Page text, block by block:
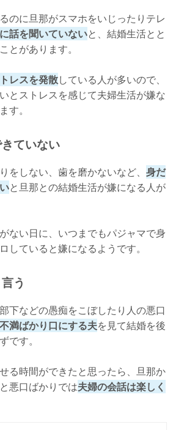
のに旦那がスマホをいじったりテレ
話を聞いていないと、結婚生活とと
とがあります。
レスを発散している人が多いので、
とストレスを感じて夫婦生活が嫌な
す。
ていない
をしない、歯を磨かないなど、 身だ
と旦那との結婚生活が嫌になる人が
ない日に、いつまでもパジャマで身
していると嫌になるようです。
う
下などの愚痴をこぼしたり人の悪口
満ばかり口にする夫を見て結婚を後
です。
る時間ができたと思ったら、旦那か
悪口ばかりでは夫婦の会話は楽しく